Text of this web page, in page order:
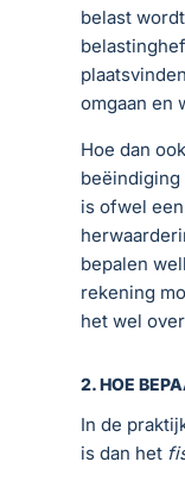
belast
omgaan en
Hoe dan
is ofwel
bepalen
rekening
het wel
2. HOE
In de
is dan het